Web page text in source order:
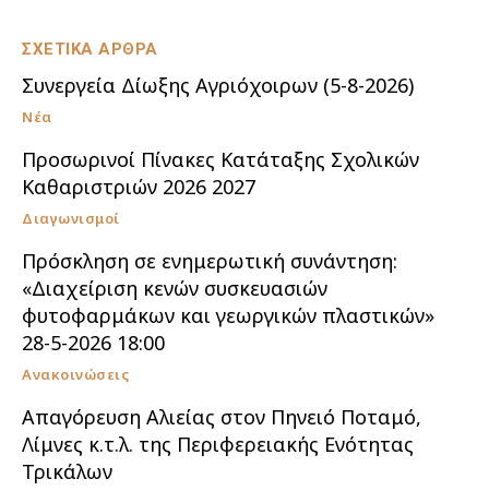
ΣΧΕΤΙΚΑ ΑΡΘΡΑ
Συνεργεία Δίωξης Αγριόχοιρων (5-8-2026)
Νέα
Προσωρινοί Πίνακες Κατάταξης Σχολικών
Καθαριστριών 2026 2027
Διαγωνισμοί
Πρόσκληση σε ενημερωτική συνάντηση:
«Διαχείριση κενών συσκευασιών
φυτοφαρμάκων και γεωργικών πλαστικών»
28-5-2026 18:00
Ανακοινώσεις
Απαγόρευση Αλιείας στον Πηνειό Ποταμό,
Λίμνες κ.τ.λ. της Περιφερειακής Ενότητας
Τρικάλων